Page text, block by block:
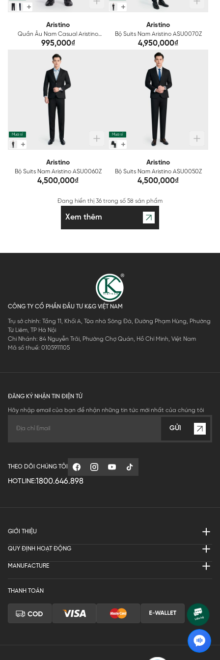
Aristino
Quần Âu Nam Casual Aristino
Regular Fit ATRU010Z
995,000₫
Aristino
Bộ Suits Nam Aristino ASU0070Z
4,950,000₫
Mua sỉ
Aristino
Bộ Suits Nam Aristino ASU0060Z
4,500,000₫
Mua sỉ
Aristino
Bộ Suits Nam Aristino ASU0050Z
4,500,000₫
Đang hiển thị 36 trong số 58 sản phẩm
Xem thêm
CÔNG TY CỔ PHẦN ĐẦU TƯ K&G VIỆT NAM
Trụ sở chính: Tầng 11, Khối A, Tòa nhà Sông Đà, Đường Phạm Hùng, Phường
Từ Liêm, TP Hà Nội
Chi Nhánh: 84 Nguyễn Trãi, Phường Chợ Quán, Hồ Chí Minh, Việt Nam
Mã số thuế: 0105911105
ĐĂNG KÝ NHẬN TIN ĐIỆN TỬ
Hãy nhập email của bạn để nhận những tin tức mới nhất của chúng tôi
GỬI
THEO DÕI CHÚNG TÔI
HOTLINE:1800.646.898
GIỚI THIỆU
QUY ĐỊNH HOẠT ĐỘNG
MANUFACTURE
THANH TOÁN